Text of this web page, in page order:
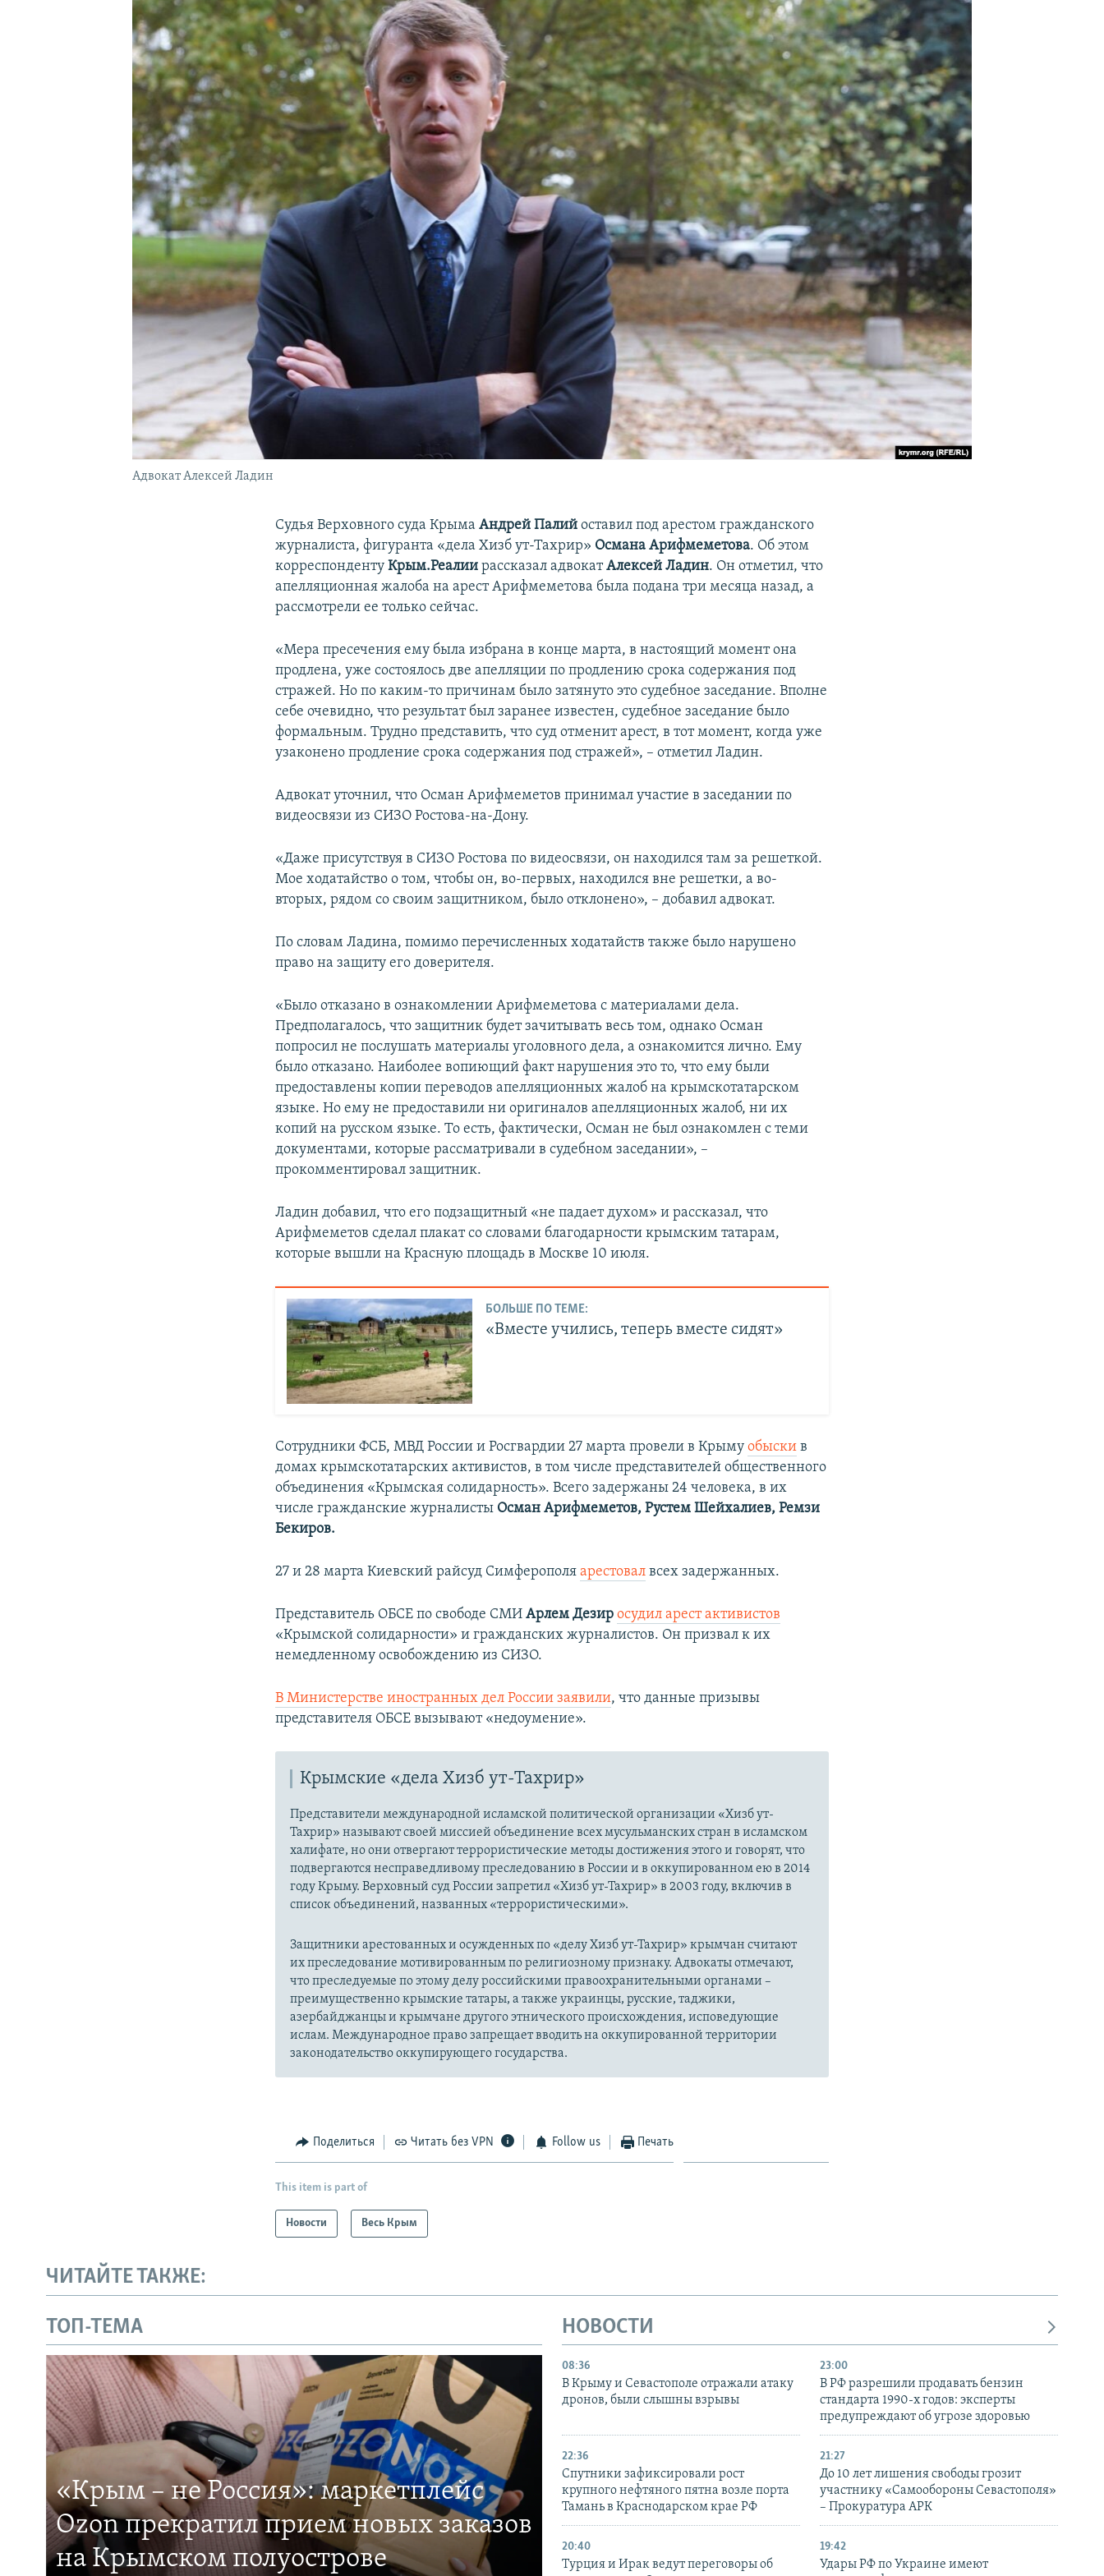
КРЫМ.НЕПОКОРЕННЫЙ
УКРАИНСКАЯ ПРОБЛЕМА КРЫМА
Адвокат Алексей Ладин
Судья Верховного суда КрымаАндрей Палий оставил под арестом гражданского
журналиста, фигуранта «дела Хизб ут-Тахрир» Османа Арифмеметова. Об этом
корреспондентуКрым.Реалии рассказал адвокатАлексей Ладин. Он отметил, что
апелляционная жалоба на арест Арифмеметова была подана три месяца назад, а
рассмотрели ее только сейчас.
«Мера пресечения ему была избрана в конце марта, в настоящий момент она
продлена, уже состоялось две апелляции по продлению срока содержания под
стражей. Но по каким-то причинам было затянуто это судебное заседание. Вполне
себе очевидно, что результат был заранее известен, судебное заседание было
формальным. Трудно представить, что суд отменит арест, в тот момент, когда уже
узаконено продление срока содержания под стражей», – отметил Ладин.
Адвокат уточнил, что Осман Арифмеметов принимал участие в заседании по
видеосвязи из СИЗО Ростова-на-Дону.
«Даже присутствуя в СИЗО Ростова по видеосвязи, он находился там за решеткой.
Мое ходатайство о том, чтобы он, во-первых, находился вне решетки, а во-
вторых, рядом со своим защитником, было отклонено», – добавил адвокат.
По словам Ладина, помимо перечисленных ходатайств также было нарушено
право на защиту его доверителя.
«Было отказано в ознакомлении Арифмеметова с материалами дела.
Предполагалось, что защитник будет зачитывать весь том, однако Осман
попросил не послушать материалы уголовного дела, а ознакомится лично. Ему
было отказано. Наиболее вопиющий факт нарушения это то, что ему были
предоставлены копии переводов апелляционных жалоб на крымскотатарском
языке. Но ему не предоставили ни оригиналов апелляционных жалоб, ни их
копий на русском языке. То есть, фактически, Осман не был ознакомлен с теми
документами, которые рассматривали в судебном заседании», –
прокомментировал защитник.
Ладин добавил, что его подзащитный «не падает духом» и рассказал, что
Арифмеметов сделал плакат со словами благодарности крымским татарам,
которые вышли на Красную площадь в Москве 10 июля.
БОЛЬШЕ ПО ТЕМЕ:
«Вместе учились, теперь вместе сидят»
Сотрудники ФСБ, МВД России и Росгвардии 27 марта провели в Крымуобыски в
домах крымскотатарских активистов, в том числе представителей общественного
объединения «Крымская солидарность». Всего задержаны 24 человека, в их
числе гражданские журналисты Осман Арифмеметов, Рустем Шейхалиев, Ремзи
Бекиров.
27 и 28 марта Киевский райсуд Симферополяарестовал всех задержанных.​
Представитель ОБСЕ по свободе СМИАрлем Дезир осудил арест активистов
«Крымской солидарности» и гражданских журналистов. Он призвал к их
немедленному освобождению из СИЗО.
В Министерстве иностранных дел России заявили, что данные призывы
представителя ОБСЕ вызывают «недоумение».
Крымские «дела Хизб ут-Тахрир»
Представители международной исламской политической организации «Хизб ут-
Тахрир» называют своей миссией объединение всех мусульманских стран в исламском
халифате, но они отвергают террористические методы достижения этого и говорят, что
подвергаются несправедливому преследованию в России и в оккупированном ею в 2014
году Крыму. Верховный суд России запретил «Хизб ут-Тахрир» в 2003 году, включив в
список объединений, названных «террористическими».
Защитники арестованных и осужденных по «делу Хизб ут-Тахрир» крымчан считают
их преследование мотивированным по религиозному признаку. Адвокаты отмечают,
что преследуемые по этому делу российскими правоохранительными органами –
преимущественно крымские татары, а также украинцы, русские, таджики,
азербайджанцы и крымчане другого этнического происхождения, исповедующие
ислам. Международное право запрещает вводить на оккупированной территории
законодательство оккупирующего государства.
Поделиться Читать без VPN Follow us Печать
This item is part of
Новости Весь Крым
ЧИТАЙТЕ ТАКЖЕ:
ТОП-ТЕМА
«Крым – не Россия»: маркетплейс
Ozon прекратил прием новых заказов
на Крымском полуострове
НОВОСТИ
08:36
В Крыму и Севастополе отражали атаку
дронов, были слышны взрывы
23:00
В РФ разрешили продавать бензин
стандарта 1990-х годов: эксперты
предупреждают об угрозе здоровью
22:36
Спутники зафиксировали рост
крупного нефтяного пятна возле порта
Тамань в Краснодарском крае РФ
21:27
До 10 лет лишения свободы грозит
участнику «Самообороны Севастополя»
– Прокуратура АРК
20:40
Турция и Ирак ведут переговоры об
19:42
Удары РФ по Украине имеют